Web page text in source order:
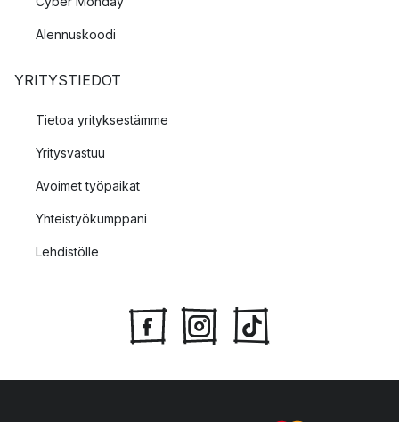
Alennuskoodi
YRITYSTIEDOT
Tietoa yrityksestämme
Yritysvastuu
Avoimet työpaikat
Yhteistyökumppani
Lehdistölle